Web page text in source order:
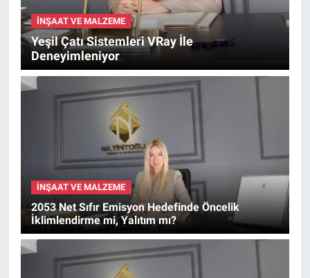
İNŞAAT VE MALZEME
Yeşil Çatı Sistemleri VRay İle
Deneyimleniyor
İNŞAAT VE MALZEME
2053 Net Sıfır Emisyon Hedefinde Öncelik
İklimlendirme mi, Yalıtım mı?